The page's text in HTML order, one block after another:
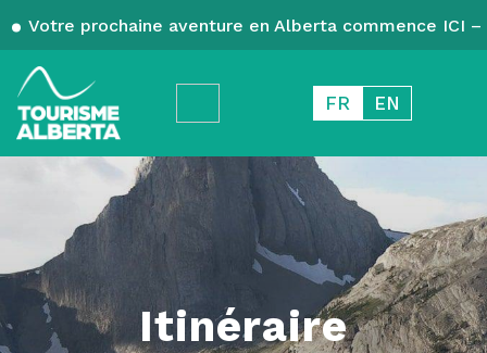
Votre prochaine aventure en Alberta commence ICI
FR EN
Itinéraire